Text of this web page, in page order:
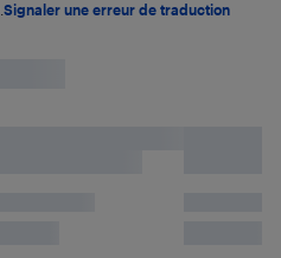
Signaler une erreur de traduction